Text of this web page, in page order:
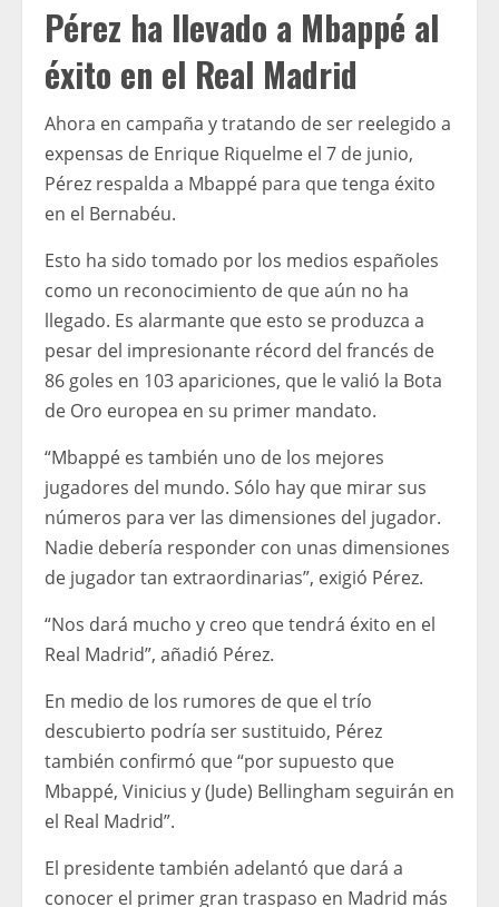
Pérez ha llevado a Mbappé al
éxito en el Real Madrid
Ahora en campaña y tratando de ser reelegido a
expensas de Enrique Riquelme el 7 de junio,
Pérez respalda a Mbappé para que tenga éxito
en el Bernabéu.
Esto ha sido tomado por los medios españoles
como un reconocimiento de que aún no ha
llegado. Es alarmante que esto se produzca a
pesar del impresionante récord del francés de
86 goles en 103 apariciones, que le valió la Bota
de Oro europea en su primer mandato.
“Mbappé es también uno de los mejores
jugadores del mundo. Sólo hay que mirar sus
números para ver las dimensiones del jugador.
Nadie debería responder con unas dimensiones
de jugador tan extraordinarias”, exigió Pérez.
“Nos dará mucho y creo que tendrá éxito en el
Real Madrid”, añadió Pérez.
En medio de los rumores de que el trío
descubierto podría ser sustituido, Pérez
también confirmó que “por supuesto que
Mbappé, Vinicius y (Jude) Bellingham seguirán en
el Real Madrid”.
El presidente también adelantó que dará a
conocer el primer gran traspaso en Madrid más